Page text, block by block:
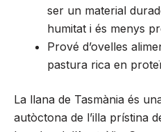
ser un material
humitat i és menys
Prové d’ovelles
pastura rica en
La llana de Tasmània és
autòctona de l’illa prístina